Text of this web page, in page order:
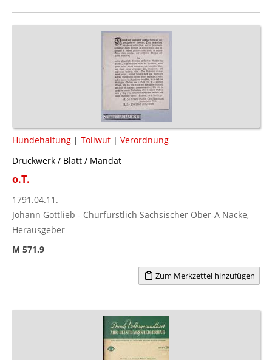
Hundehaltung | Tollwut | Verordnung
Druckwerk / Blatt / Mandat
o.T.
1791.04.11.
Johann Gottlieb - Churfürstlich Sächsischer Ober-A Näcke,
Herausgeber
M 571.9
Zum Merkzettel hinzufügen